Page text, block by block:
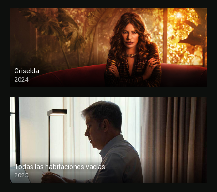
Griselda
2024
Todas las habitaciones vacías
2025
FULL HD